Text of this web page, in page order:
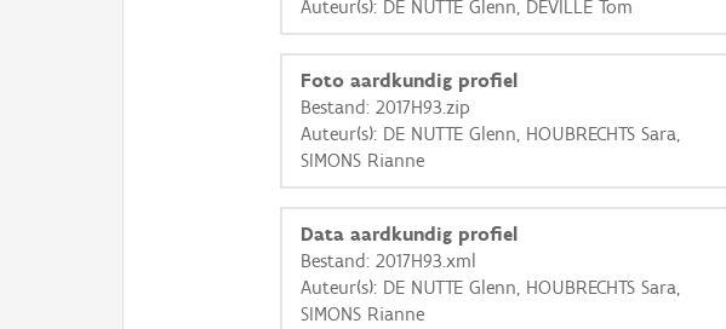
Basis Lagen
Ortho
GRB-Basiskaart
Auteur(s): DE NUTTE Glenn, DEVILLE Tom
Foto aardkundig profiel
Bestand: 2017H93.zip
Auteur(s): DE NUTTE Glenn, HOUBRECHTS Sara,
SIMONS Rianne
Data aardkundig profiel
Bestand: 2017H93.xml
Auteur(s): DE NUTTE Glenn, HOUBRECHTS Sara,
SIMONS Rianne